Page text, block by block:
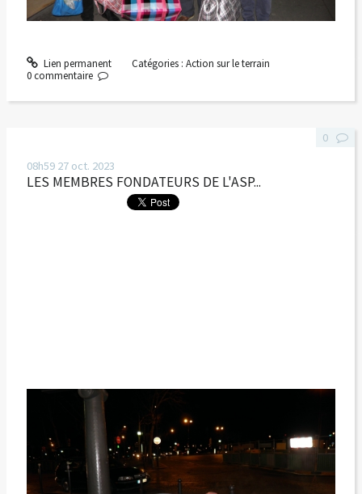
Lien permanent Catégories : Action sur le terrain
0 commentaire
08h59 27 oct. 2023
LES MEMBRES FONDATEURS DE L'ASP...
0